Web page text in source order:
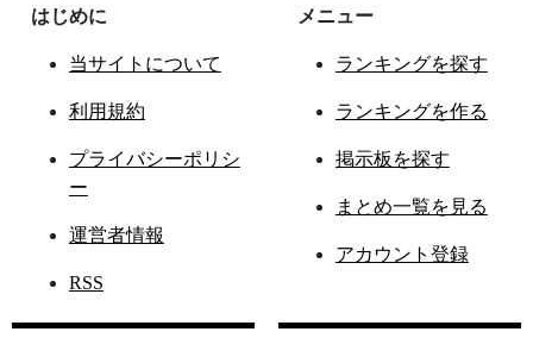
はじめに
当サイトについて
利用規約
プライバシーポリシ
ー
運営者情報
RSS
メニュー
ランキングを探す
ランキングを作る
掲示板を探す
まとめ一覧を見る
アカウント登録